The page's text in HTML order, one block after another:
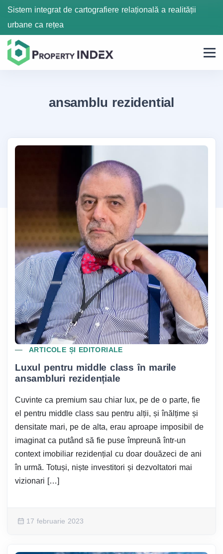
Sistem integrat de cartografiere relațională a realității
urbane ca rețea
ansamblu rezidential
ARTICOLE ȘI EDITORIALE
Luxul pentru middle class în marile
ansambluri rezidențiale
Cuvinte ca premium sau chiar lux, pe de o parte, fie
el pentru middle class sau pentru alții, și înălțime și
densitate mari, pe de alta, erau aproape imposibil de
imaginat ca putând să fie puse împreună într-un
context imobiliar rezidențial cu doar douăzeci de ani
în urmă. Totuși, niște investitori și dezvoltatori mai
vizionari […]
17 februarie 2023